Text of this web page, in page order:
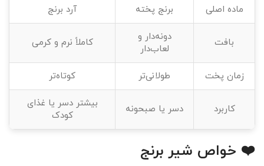
ماده اصلی برنج پخته آرد برنج
بافت
دونه‌دار و
لعاب‌دار
کاملاً نرم و کرمی
زمان پخت طولانی‌تر کوتاه‌تر
کاربرد دسر یا صبحونه
بیشتر دسر یا غذای
کودک
❤️ خواص شیر برنج